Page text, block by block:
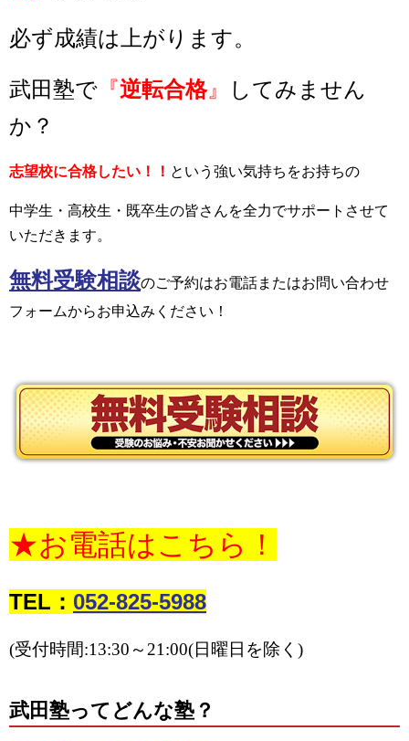
必ず成績は上がります。
武田塾で 『逆転合格』
してみません
か？
志望校に合格したい！！ という強い気持ちをお持ちの
中学生・高校生・既卒生の皆さんを全力でサポートさせて
いただきます。
無料受験相談のご予約はお電話またはお問い合わせ
フォームからお申込みください！
★お電話はこちら！
TEL： 052-825-5988
(受付時間:13:30～21:00(日曜日を除く)
武田塾ってどんな塾？